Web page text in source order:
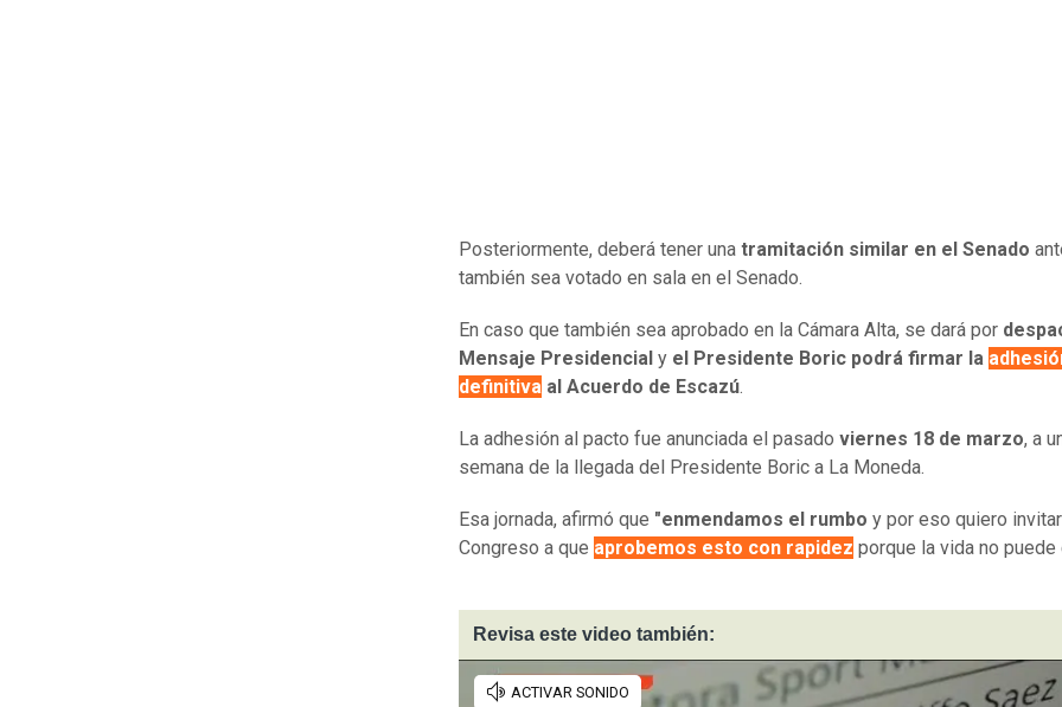
Posteriormente, deberá tener una tramitación similar en el Senado
también sea votado en sala en el Senado.
En caso que también sea aprobado en la Cámara Alta, se dará por
Mensaje Presidencial y el Presidente Boric podrá firmar la
definitiva al Acuerdo de Escazú.
La adhesión al pacto fue anunciada el pasado viernes 18 de marzo, a
semana de la llegada del Presidente Boric a La Moneda.
Esa jornada, afirmó que "enmendamos el rumbo y por eso quiero
Congreso a que aprobemos esto con rapidez porque la vida no puede
Revisa este video también: